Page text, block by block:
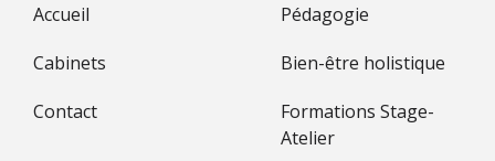
Accueil
Cabinets
Contact
Pédagogie
Bien-être holistique
Formations Stage-
Atelier